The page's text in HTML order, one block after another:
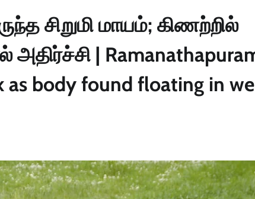
சிறுமி மாயம்; கிணற்றில்
|
as body found floating in